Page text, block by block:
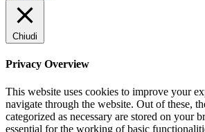
Chiudi
Privacy Overview
This website uses cookies to improve your
navigate through the website. Out of these,
categorized as necessary are stored on your
essential for the working of basic